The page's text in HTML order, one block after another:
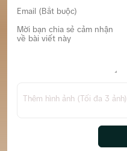
Thêm hình ảnh (Tối đa 3 ảnh)